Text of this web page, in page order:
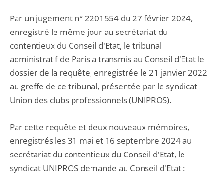
Par un jugement n° 2201554 du 27 février 2024,
enregistré le même jour au secrétariat du
contentieux du Conseil d'Etat, le tribunal
administratif de Paris a transmis au Conseil d'Etat le
dossier de la requête, enregistrée le 21 janvier 2022
au greffe de ce tribunal, présentée par le syndicat
Union des clubs professionnels (UNIPROS).
Par cette requête et deux nouveaux mémoires,
enregistrés les 31 mai et 16 septembre 2024 au
secrétariat du contentieux du Conseil d'Etat, le
syndicat UNIPROS demande au Conseil d'Etat :